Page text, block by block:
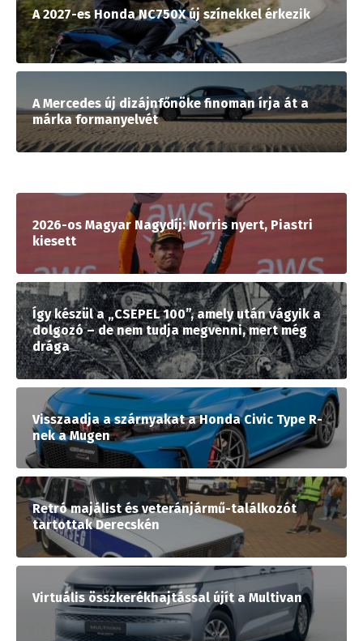
A 2027-es Honda NC750X új színekkel érkezik
A Mercedes új dizájnfőnöke finoman írja át a
márka formanyelvét
2026-os Magyar Nagydíj: Norris nyert, Piastri
kiesett
Így készül a „CSEPEL 100”, amely után vágyik a
dolgozó – de nem tudja megvenni, mert még
drága
Visszaadja a szárnyakat a Honda Civic Type R-
nek a Mugen
Retró majálist és veteránjármű-találkozót
tartottak Derecskén
Virtuális összkerékhajtással újít a Multivan